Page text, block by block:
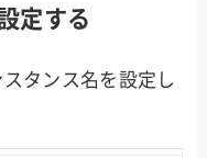
定する
タンス名を設定し